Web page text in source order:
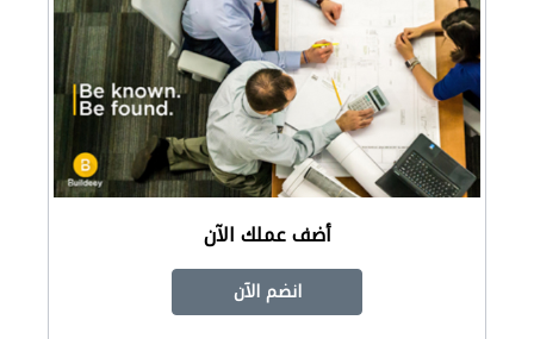
أضف عملك الآن
انضم الآن